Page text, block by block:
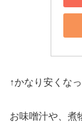
↑かなり安くな
お味噌汁や、煮